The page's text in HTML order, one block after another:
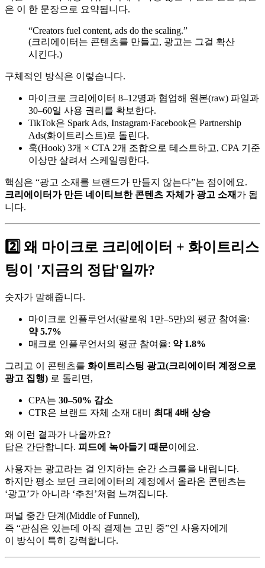
은 이 한 문장으로 요약됩니다.
“Creators fuel content, ads do the scaling.”
(크리에이터는 콘텐츠를 만들고, 광고는 그걸 확산
시킨다.)
구체적인 방식은 이렇습니다.
마이크로 크리에이터 8–12명과 협업해 원본(raw) 파일과
30–60일 사용 권리를 확보한다.
TikTok은 Spark Ads, Instagram·Facebook은 Partnership
Ads(화이트리스트)로 돌린다.
훅(Hook) 3개 × CTA 2개 조합으로 테스트하고, CPA 기준
이상만 살려서 스케일링한다.
핵심은 “광고 소재를 브랜드가 만들지 않는다”는 점이에요.
크리에이터가 만든 네이티브한 콘텐츠 자체가 광고 소재 가 됩
니다.
2️⃣ 왜 마이크로 크리에이터 + 화이트리스
팅이 '지금의 정답'일까?
숫자가 말해줍니다.
마이크로 인플루언서(팔로워 1만–5만)의 평균 참여율:
약 5.7%
매크로 인플루언서의 평균 참여율: 약 1.8%
그리고 이 콘텐츠를 화이트리스팅 광고(크리에이터 계정으로
광고 집행) 로 돌리면,
CPA는 30–50% 감소
CTR은 브랜드 자체 소재 대비 최대 4배 상승
왜 이런 결과가 나올까요?
답은 간단합니다. 피드에 녹아들기 때문이에요.
사용자는 광고라는 걸 인지하는 순간 스크롤을 내립니다.
하지만 평소 보던 크리에이터의 계정에서 올라온 콘텐츠는
‘광고’가 아니라 ‘추천’처럼 느껴집니다.
퍼널 중간 단계(Middle of Funnel),
즉 “관심은 있는데 아직 결제는 고민 중”인 사용자에게
이 방식이 특히 강력합니다.